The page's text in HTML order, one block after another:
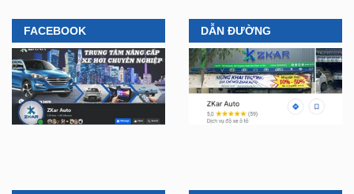
FACEBOOK DẪN ĐƯỜNG